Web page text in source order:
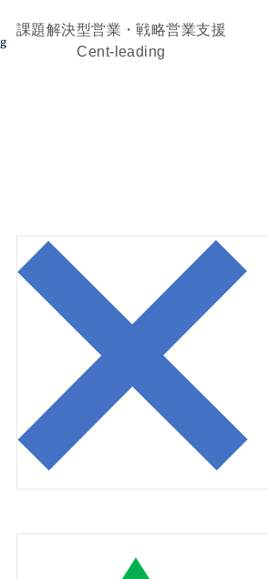
課題解決型営業・戦略営業支援
Cent-leading